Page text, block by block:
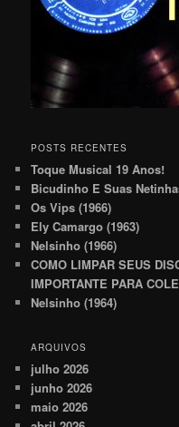
POSTS RECENTES
Toque Musical 19 Anos!
Bicudinho E Suas
Os Vips (1966)
Ely Camargo (1963)
Nelsinho (1966)
COMO LIMPAR SEUS
IMPORTANTE PARA
Nelsinho (1964)
ARQUIVOS
julho 2026
junho 2026
maio 2026